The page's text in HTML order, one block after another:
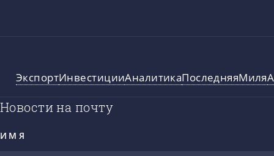
ЭкспортИнвестицииАналитикаПоследняяМиля
Новости на почту
ИМЯ